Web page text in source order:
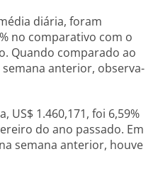
diária, foram
no comparativo com o
Quando comparado ao
anterior, observa-
US$ 1.460,171, foi 6,59%
do ano passado. Em
semana anterior, houve